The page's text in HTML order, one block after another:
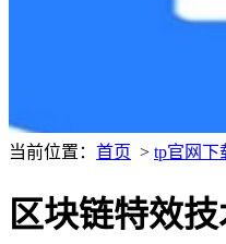
当前位置： 首页 > tp官网下
区块链特效